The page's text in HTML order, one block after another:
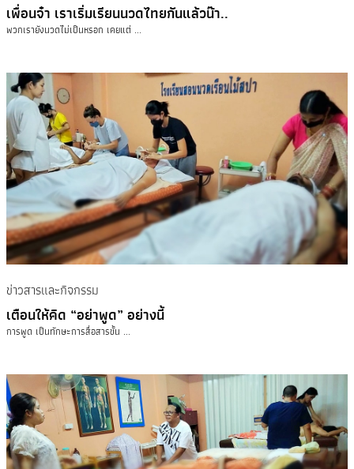
เพื่อนจ๋า เราเริ่มเรียนนวดไทยกันแล้วน๊า..
พวกเรายังนวดไม่เป็นหรอก เคยแต่ ...
ข่าวสารและกิจกรรม
เตือนให้คิด “อย่าพูด” อย่างนี้
การพูด เป็นทักษะการสื่อสารขั้น ...